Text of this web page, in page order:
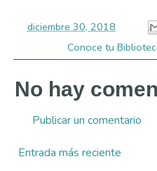
diciembre 30, 2018
Conoce tu
No hay
Publicar un comentario
Entrada más reciente